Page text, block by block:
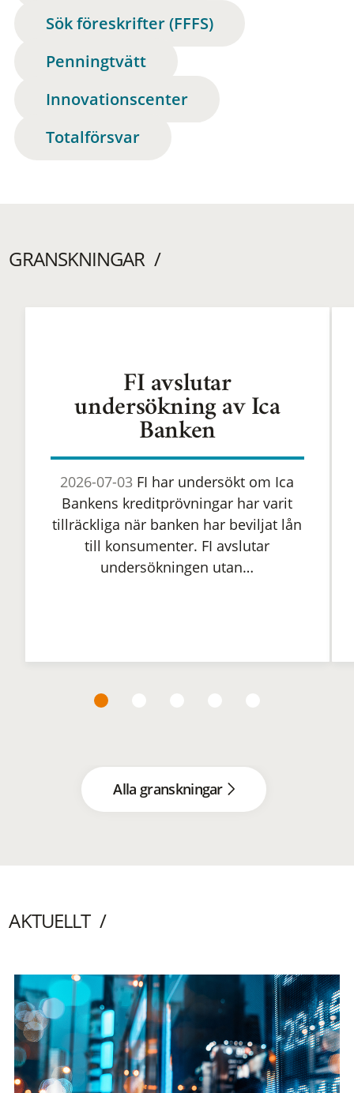
Sök föreskrifter (FFFS)
Penningtvätt
Innovationscenter
Totalförsvar
GRANSKNINGAR
FI avslutar
undersökning av Ica
Banken
2026-07-03 FI har undersökt om Ica
Bankens kreditprövningar har varit
tillräckliga när banken har beviljat lån
till konsumenter. FI avslutar
undersökningen utan…
Alla granskningar
AKTUELLT